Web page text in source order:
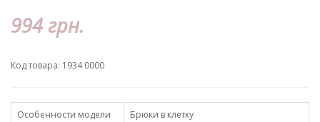
994 грн.
Код товара: 1934 0000
Особенности модели
Брюки в клетку